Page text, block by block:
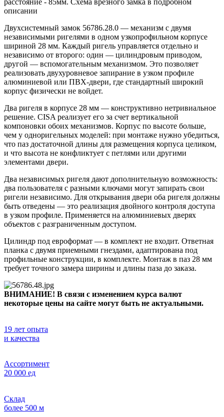
расстояние - 85мм. Схема врезного замка в подробном
описании
Двухсистемный замок 56786.28.0 — механизм с двумя
независимыми ригелями в одном узкопрофильном корпусе
шириной 28 мм. Каждый ригель управляется отдельно и
независимо от второго: один — цилиндровым приводом,
другой — вспомогательным механизмом. Это позволяет
реализовать двухуровневое запирание в узком профиле
алюминиевой или ПВХ-двери, где стандартный широкий
корпус физически не войдет.
Два ригеля в корпусе 28 мм — конструктивно нетривиальное
решение. CISA реализует его за счет вертикальной
компоновки обоих механизмов. Корпус по высоте больше,
чем у одноригельных моделей: при монтаже нужно убедиться,
что паз достаточной длины для размещения корпуса целиком,
и что высота не конфликтует с петлями или другими
элементами двери.
Два независимых ригеля дают дополнительную возможность:
два пользователя с разными ключами могут запирать свои
ригели независимо. Для открывания двери оба ригеля должны
быть отведены — это реализация двойного контроля доступа
в узком профиле. Применяется на алюминиевых дверях
объектов с разграниченным доступом.
Цилиндр под евроформат — в комплект не входит. Ответная
планка с двумя приемными гнездами, адаптирована под
профильные конструкции, в комплекте. Монтаж в паз 28 мм
требует точного замера ширины и длины паза до заказа.
ВНИМАНИЕ! В связи с изменением курса валют
некоторые цены на сайте могут быть не актуальными.
19 лет опыта
и качества
Ассортимент
20 000 ед
Склад
более 500 м